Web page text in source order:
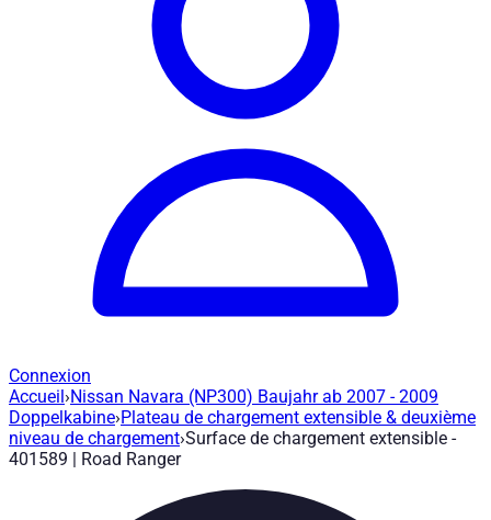
Connexion
Surface de chargement extensible -
Réf. article:401589|Marque
Extension du plancher de chargement jusqu'à 75% et
Accueil›Nissan Navara (NP300) Baujahr ab 2007 - 2009
Doppelkabine›Plateau de chargement extensible & deuxième
niveau de chargement›Surface de chargement extensible -
401589 | Road Ranger